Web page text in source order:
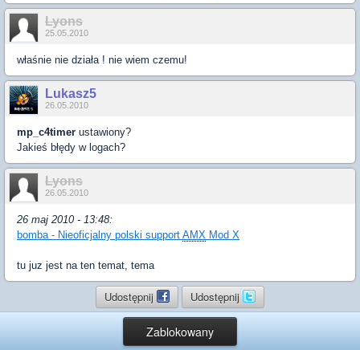
Lyons
25.05.2010
właśnie nie działa ! nie wiem czemu!
Lukasz5
26.05.2010
mp_c4timer ustawiony?
Jakieś błędy w logach?
Lyons
26.05.2010
26 maj 2010 - 13:48:
bomba - Nieoficjalny polski support AMX Mod X
tu juz jest na ten temat, tema
Udostępnij Udostępnij
Zablokowany